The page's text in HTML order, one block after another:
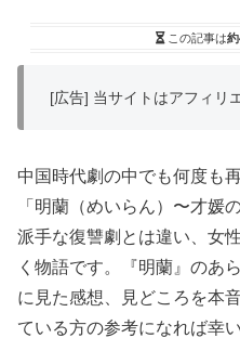
この記事は
[広告] 当サイトはアフィリ
中国時代劇の中でも何度も
「明蘭（めいらん）〜才媛
派手な復讐劇とは違い、女
く物語です。『明蘭』のあ
に見た感想、見どころを本
ている方の参考になれば幸い